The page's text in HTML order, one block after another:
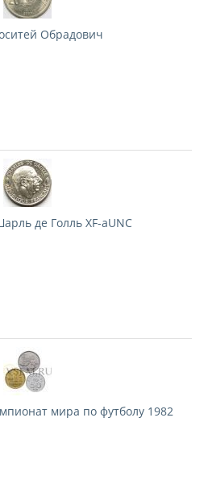
Обрадович
де Голль XF-aUNC
мира по футболу 1982